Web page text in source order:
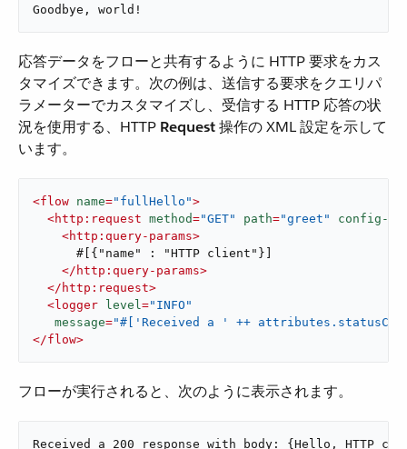
Goodbye, world!
応答データをフローと共有するように HTTP 要求をカス
タマイズできます。次の例は、送信する要求をクエリパ
ラメーターでカスタマイズし、受信する HTTP 応答の状
況を使用する、HTTP ​ Request​ 操作の XML 設定を示して
います。
<flow name="fullHello">
<http:request method="GET" path="greet"
config-
<http:query-params>
      #[{"name" : "HTTP client"}]
</ http:query-params>
</ http:request>
<logger level="INFO"
message="#['Received a ' ++
</flow>
フローが実行されると、次のように表示されます。
Received a 200 response with body: {Hello, HTTP